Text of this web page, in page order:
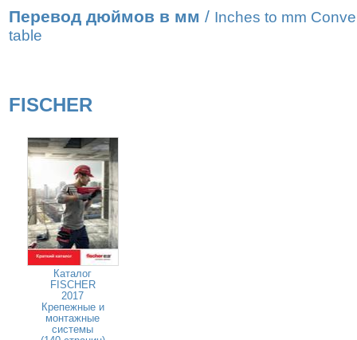
Перевод дюймов в мм / Inches to mm
table
FISCHER
Каталог
FISCHER
2017
Крепежные и
монтажные
системы